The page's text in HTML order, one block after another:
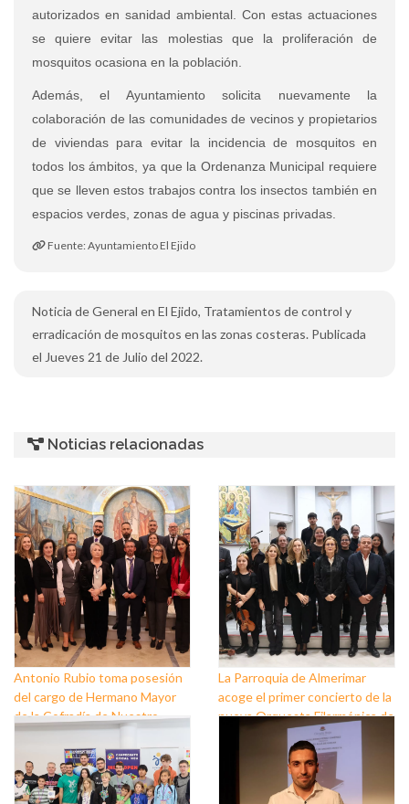
autorizados en sanidad ambiental. Con estas actuaciones
se quiere evitar las molestias que la proliferación de
mosquitos ocasiona en la población.
Además, el Ayuntamiento solicita nuevamente la
colaboración de las comunidades de vecinos y propietarios
de viviendas para evitar la incidencia de mosquitos en
todos los ámbitos, ya que la Ordenanza Municipal requiere
que se lleven estos trabajos contra los insectos también en
espacios verdes, zonas de agua y piscinas privadas.
Fuente: Ayuntamiento El Ejido
Noticia de General en El Ejido, Tratamientos de control y
erradicación de mosquitos en las zonas costeras. Publicada
el Jueves 21 de Julio del 2022.
Noticias relacionadas
Antonio Rubio toma posesión
del cargo de Hermano Mayor
de la Cofradía de Nuestro
Padre Jesús Nazareno y
Nuestra Señora de los Dolores
de Balerma
La Parroquia de Almerimar
acoge el primer concierto de la
nueva Orquesta Filarmónica de